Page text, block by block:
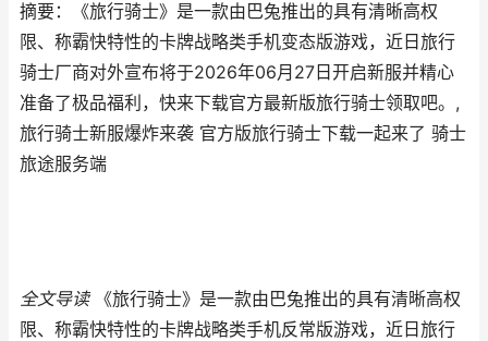
摘要：《旅行骑士》是一款由巴兔推出的具有清晰高权
限、称霸快特性的卡牌战略类手机变态版游戏，近日旅行
骑士厂商对外宣布将于2026年06月27日开启新服并精心
准备了极品福利，快来下载官方最新版旅行骑士领取吧。,
旅行骑士新服爆炸来袭 官方版旅行骑士下载一起来了 骑士
旅途服务端
全文导读《旅行骑士》是一款由巴兔推出的具有清晰高权
限、称霸快特性的卡牌战略类手机反常版游戏，近日旅行